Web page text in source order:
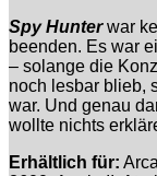
Spy Hunterwar
beenden. Es war
– solange die
noch lesbar blieb,
war. Und genau
wollte nichts
Erhältlich für: